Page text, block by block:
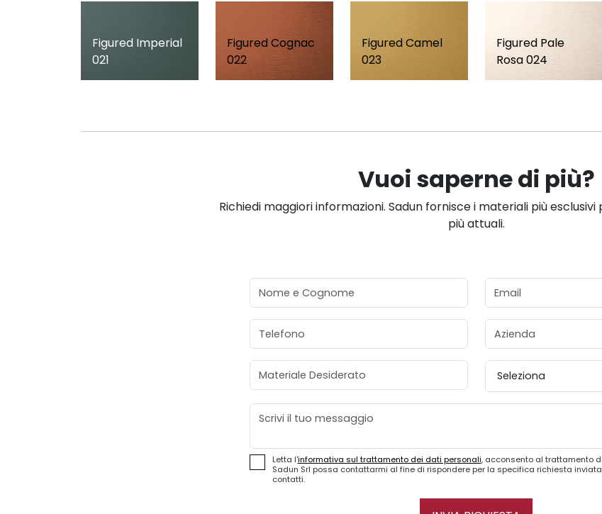
Figured Imperial
021
Figured Cognac
022
Figured Camel
023
Figured Pale
Rosa 024
Vuoi saperne di più?
Richiedi maggiori informazioni. Sadun fornisce i materiali più
più attuali.
Nome e Cognome Email
Telefono Azienda
Materiale Desiderato Provincia
Messaggio
Letta l'informativa sul trattamento dei dati personali, acconsento al trattamento
Sadun Srl possa contattarmi al fine di rispondere per la specifica richiesta
contatti.